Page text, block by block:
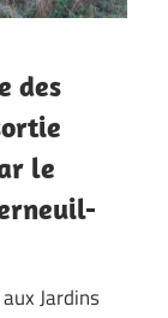
des
le
Jardins